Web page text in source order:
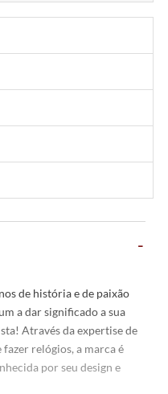
-
de história e de paixão
a dar significado a sua
Através da expertise de
relógios, a marca é
por seu design e